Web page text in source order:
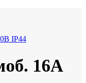
IP44
16А